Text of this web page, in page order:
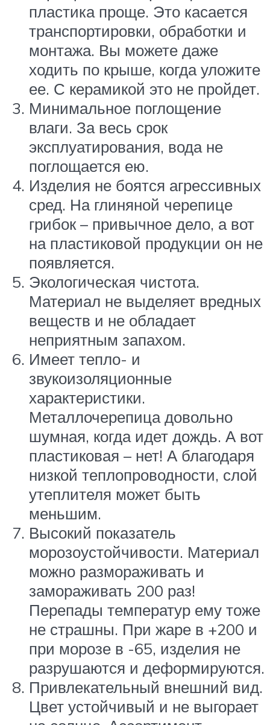
пластика проще. Это касается
транспортировки, обработки и
монтажа. Вы можете даже
ходить по крыше, когда уложите
ее. С керамикой это не пройдет.
Минимальное поглощение
влаги. За весь срок
эксплуатирования, вода не
поглощается ею.
Изделия не боятся агрессивных
сред. На глиняной черепице
грибок – привычное дело, а вот
на пластиковой продукции он не
появляется.
Экологическая чистота.
Материал не выделяет вредных
веществ и не обладает
неприятным запахом.
Имеет тепло- и
звукоизоляционные
характеристики.
Металлочерепица довольно
шумная, когда идет дождь. А вот
пластиковая – нет! А благодаря
низкой теплопроводности, слой
утеплителя может быть
меньшим.
Высокий показатель
морозоустойчивости. Материал
можно размораживать и
замораживать 200 раз!
Перепады температур ему тоже
не страшны. При жаре в +200 и
при морозе в -65, изделия не
разрушаются и деформируются.
Привлекательный внешний вид.
Цвет устойчивый и не выгорает